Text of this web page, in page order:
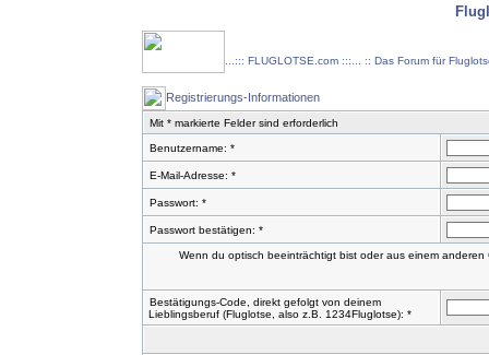
...::: FLUGLOTSE.com :::... :: Das Forum für
Registrierungs-Informationen
Mit * markierte Felder sind erforderlich
Benutzername: *
E-Mail-Adresse: *
Passwort: *
Passwort bestätigen: *
Wenn du optisch beeinträchtigt bist oder aus einem
Bestätigungs-Code, direkt gefolgt von deinem
Lieblingsberuf (Fluglotse, also z.B. 1234Fluglotse): *